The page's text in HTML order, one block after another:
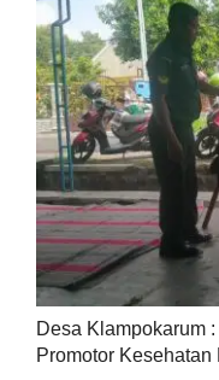
Desa Klampokarum
Promotor Kesehatan